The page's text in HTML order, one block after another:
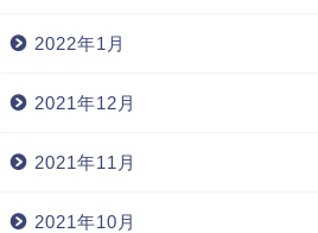
2022年1月
2021年12月
2021年11月
2021年10月